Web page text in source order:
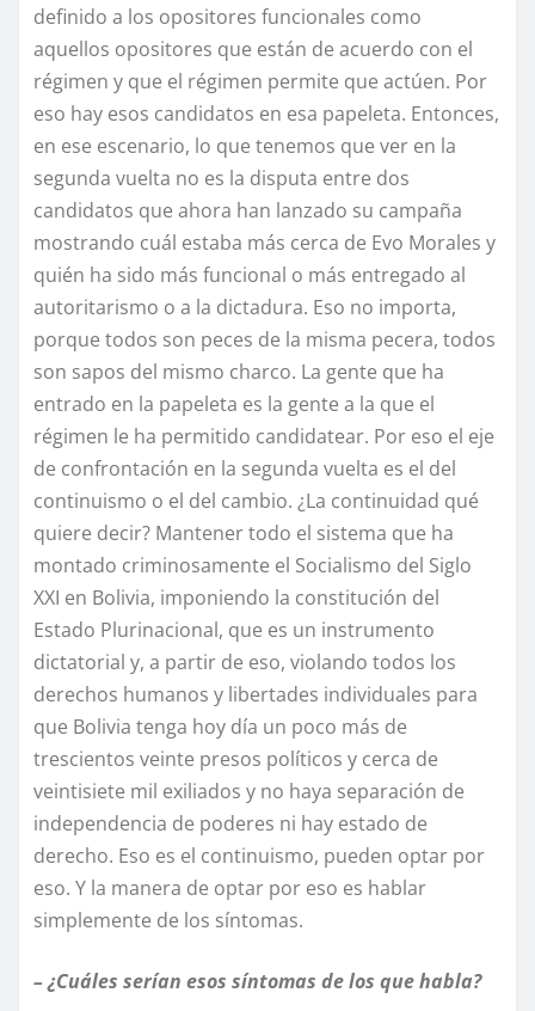
definido a los opositores funcionales como
aquellos opositores que están de acuerdo con el
régimen y que el régimen permite que actúen. Por
eso hay esos candidatos en esa papeleta. Entonces,
en ese escenario, lo que tenemos que ver en la
segunda vuelta no es la disputa entre dos
candidatos que ahora han lanzado su campaña
mostrando cuál estaba más cerca de Evo Morales y
quién ha sido más funcional o más entregado al
autoritarismo o a la dictadura. Eso no importa,
porque todos son peces de la misma pecera, todos
son sapos del mismo charco. La gente que ha
entrado en la papeleta es la gente a la que el
régimen le ha permitido candidatear. Por eso el eje
de confrontación en la segunda vuelta es el del
continuismo o el del cambio. ¿La continuidad qué
quiere decir? Mantener todo el sistema que ha
montado criminosamente el Socialismo del Siglo
XXI en Bolivia, imponiendo la constitución del
Estado Plurinacional, que es un instrumento
dictatorial y, a partir de eso, violando todos los
derechos humanos y libertades individuales para
que Bolivia tenga hoy día un poco más de
trescientos veinte presos políticos y cerca de
veintisiete mil exiliados y no haya separación de
independencia de poderes ni hay estado de
derecho. Eso es el continuismo, pueden optar por
eso. Y la manera de optar por eso es hablar
simplemente de los síntomas.
– ¿Cuáles serían esos síntomas de los que habla?